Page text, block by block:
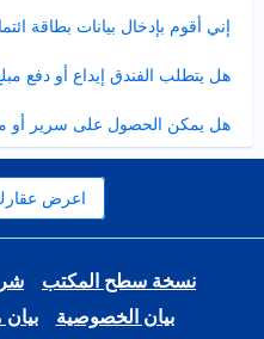
إني أقوم بإدخال بيانات بطاقة
مصغر
هل يتطلب الفندق إيداع أو دفع
مصغر
هل يمكن الحصول على سرير أو
مصغر
اعرض
نسخة سطح المكتب
بيان الخصوصية
بيان